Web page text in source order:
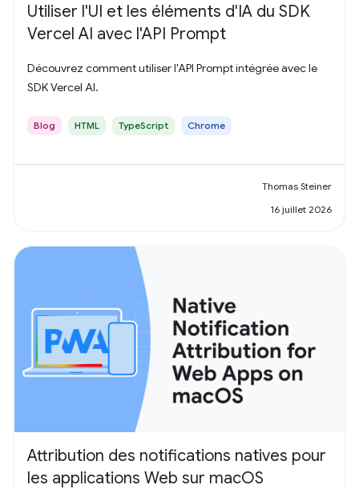
Utiliser l'UI et les éléments d'IA du SDK
Vercel AI avec l'API Prompt
Découvrez comment utiliser l'API Prompt intégrée avec le
SDK Vercel AI.
Blog HTML TypeScript Chrome
Thomas Steiner
16 juillet 2026
Attribution des notifications natives pour
les applications Web sur macOS